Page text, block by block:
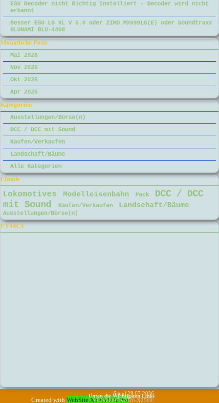
ESU Decoder nicht Richtig Installiert - Decoder wird nicht
erkannt
Besser ESU LS XL V 5.0 oder ZIMO MX699LS(E) oder Soundtraxx
BLUNAMI BLU-4408
Block überspringen Monatliche Posts
Monatliche Posts
Mai 2026
Nov 2025
Okt 2025
Apr 2025
Block überspringen Kategorien
Kategorien
Ausstellungen/Börse(n)
DCC / DCC mit Sound
Kaufen/Verkaufen
Landschaft/Bäume
Alle Kategorien
Block überspringen Clouds
Clouds
Lokomotives Modelleisenbahn Pack
DCC / DCC
mit Sound
Kaufen/Verkaufen Landschaft/Bäume
Ausstellungen/Börse(n)
Block überspringen ET44C4
ET44C4
Created with WebSite X5 EVO & Pro
Stand 29.07.2026
V029M007K2026-X2569\
Unten die Wichtigsten Links